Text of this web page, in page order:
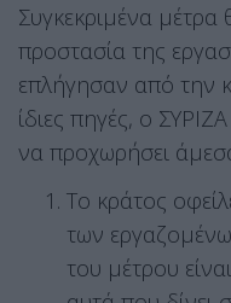
Συγκεκριμένα
προστασία της
επλήγησαν από την
ίδιες πηγές, ο
να προχωρήσει
Το κράτος
των
του μέτρου